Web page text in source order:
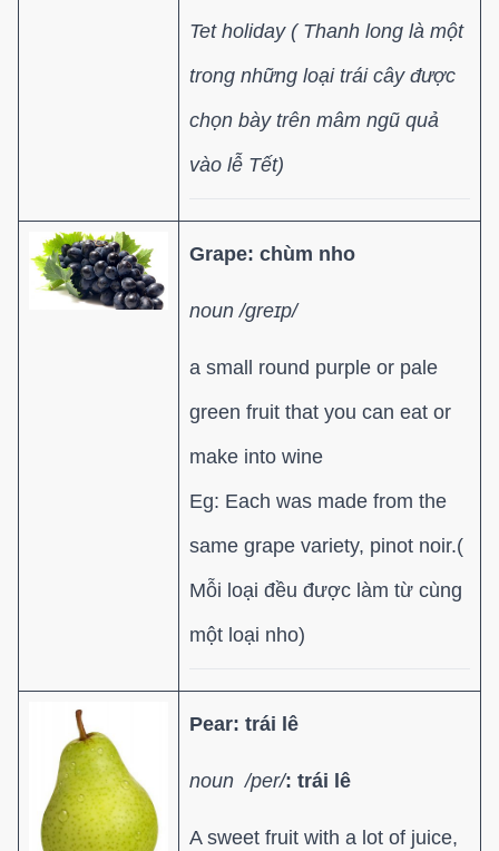
Tet holiday ( Thanh long là một
trong những loại trái cây được
chọn bày trên mâm ngũ quả
vào lễ Tết)
Grape: chùm nho
noun /ɡreɪp/
a small round purple or pale
green fruit that you can eat or
make into wine
Eg: Each was made from the
same grape variety, pinot noir.(
Mỗi loại đều được làm từ cùng
một loại nho)
Pear: trái lê
noun /per/: trái lê
A sweet fruit with a lot of juice,